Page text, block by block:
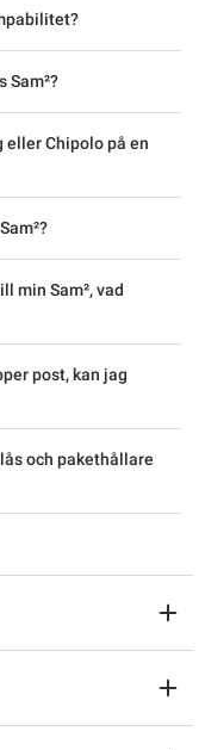
Sam²?
eller Chipolo på en
min Sam², vad
post, kan jag
och pakethållare